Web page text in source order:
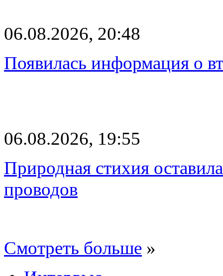
06.08.2026, 20:48
Появилась информация о
06.08.2026, 19:55
Природная стихия
проводов
Смотреть больше »